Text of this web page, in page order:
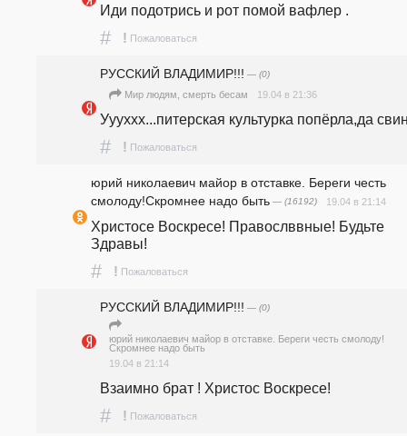
Иди подотрись и рот помой вафлер .
# ! Пожаловаться
РУССКИЙ ВЛАДИМИР!!! — (0)
Мир людям, смерть бесам 19.04 в 21:36
Уууххх...питерская культурка попёрла,да
# ! Пожаловаться
юрий николаевич майор в отставке. Береги честь
смолоду!Скромнее надо быть — (16192) 19.04 в 21:14
Христосе Воскресе! Правослввные! Будьте
Здравы!
# ! Пожаловаться
РУССКИЙ ВЛАДИМИР!!! — (0)
юрий николаевич майор в отставке. Береги честь смолоду!
Скромнее надо быть
19.04 в 21:14
Взаимно брат ! Христос Воскресе!
# ! Пожаловаться